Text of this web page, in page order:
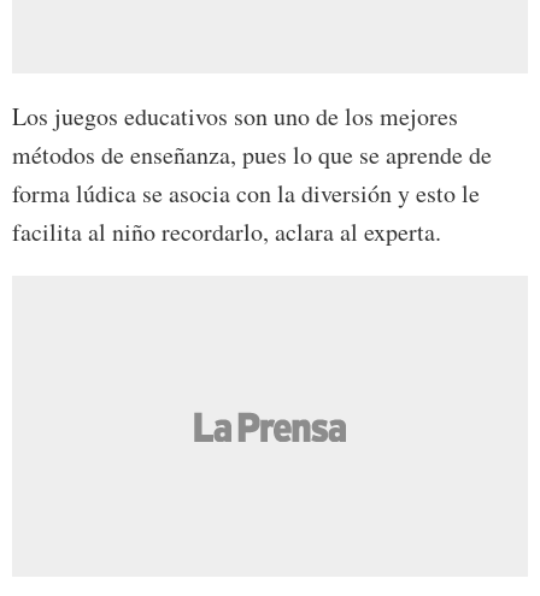
Los juegos educativos son uno de los mejores
métodos de enseñanza, pues lo que se aprende de
forma lúdica se asocia con la diversión y esto le
facilita al niño recordarlo, aclara al experta.